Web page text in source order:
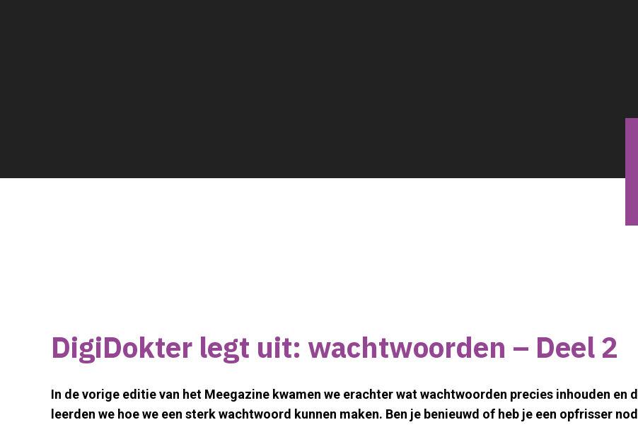
DigiDokter legt uit: wachtwoorden – Deel 2
In de vorige editie van het Meegazine kwamen we erachter wat wachtwoorden precies inhouden en
leerden we hoe we een sterkwachtwoord kunnen maken. Ben je benieuwd of heb je een opfrisser